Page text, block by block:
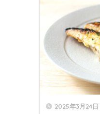
2025年3月24日